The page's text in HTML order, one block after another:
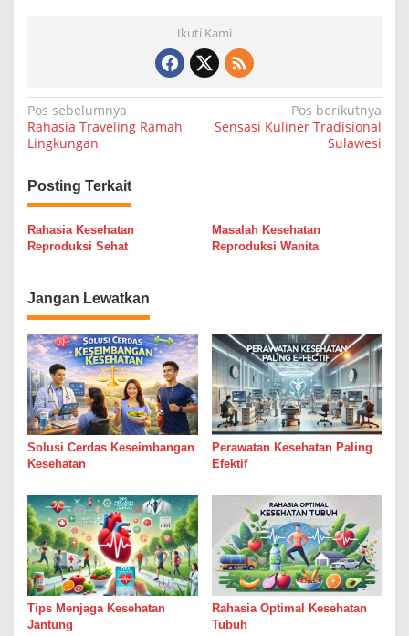
Ikuti Kami
N
a
i
a
i
p
o
s
Pos sebelumnya
Rahasia Traveling Ramah
Lingkungan
Pos berikutnya
Sensasi Kuliner Tradisional
Sulawesi
Posting Terkait
Rahasia Kesehatan
Reproduksi Sehat
Masalah Kesehatan
Reproduksi Wanita
Jangan Lewatkan
Solusi Cerdas Keseimbangan
Kesehatan
Perawatan Kesehatan Paling
Efektif
Tips Menjaga Kesehatan
Jantung
Rahasia Optimal Kesehatan
Tubuh